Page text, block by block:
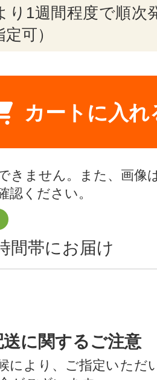
り1週間程度で順次
可）
カートに入れ
きません。また、画像
認ください。
間帯にお届け
に関するご注意
により、ご指定いただ